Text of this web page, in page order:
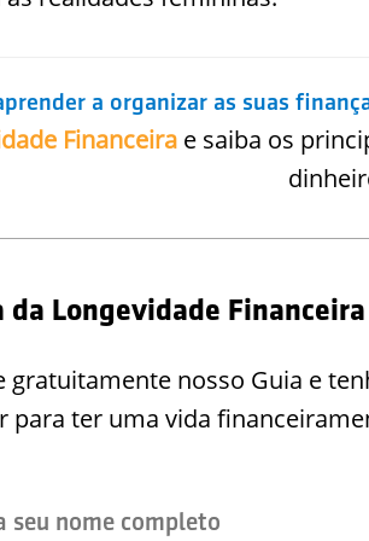
a organizar as suas
Financeira e saiba os
da Longevidade Financeira
gratuitamente nosso Guia e
para ter uma vida